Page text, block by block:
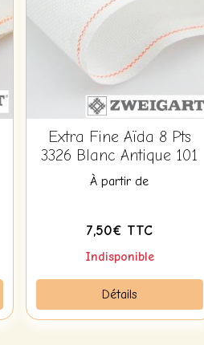
Extra Fine Aïda 8 Pts
3326 Blanc Antique 101
À partir de
7,50€ TTC
Indisponible
Détails